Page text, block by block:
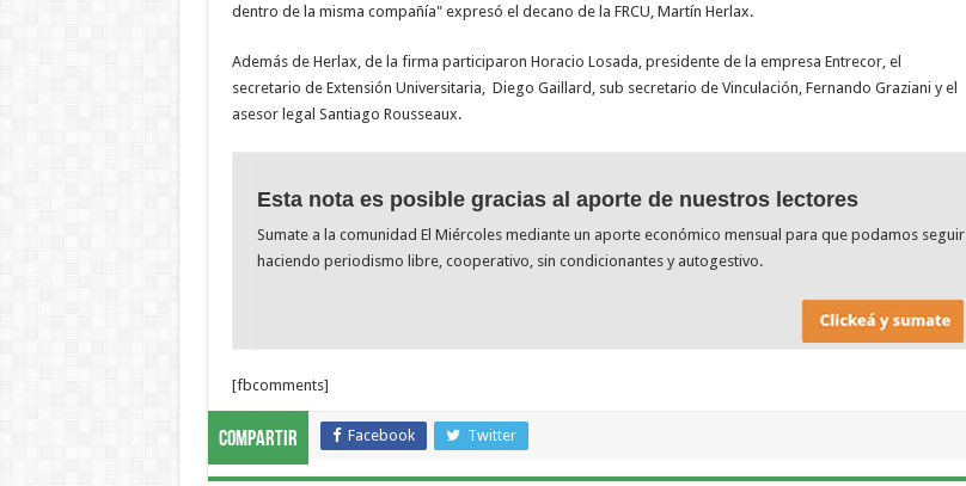
dentro de la misma compañía" expresó el decano de la FRCU, Martín Herlax.
Además de Herlax, de la firma participaron Horacio Losada, presidente de la empresa Entrecor, el
secretario de Extensión Universitaria, Diego Gaillard, sub secretario de Vinculación, Fernando Graziani y el
asesor legal Santiago Rousseaux.
Esta nota es posible gracias al aporte de nuestros lectores
Sumate a la comunidad El Miércoles mediante un aporte económico mensual para que podamos seguir
haciendo periodismo libre, cooperativo, sin condicionantes y autogestivo.
[fbcomments]
Compartir Facebook Twitter